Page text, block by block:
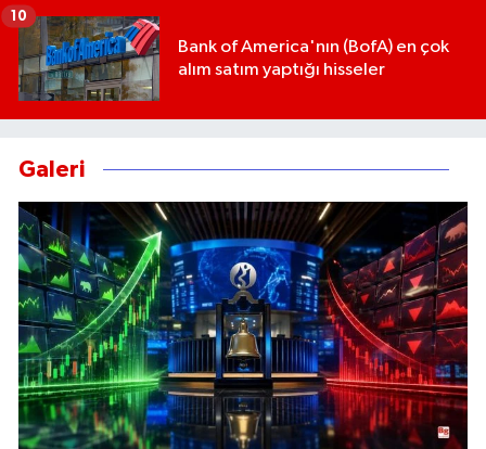
Bank of America'nın (BofA) en çok
alım satım yaptığı hisseler
10
Galeri